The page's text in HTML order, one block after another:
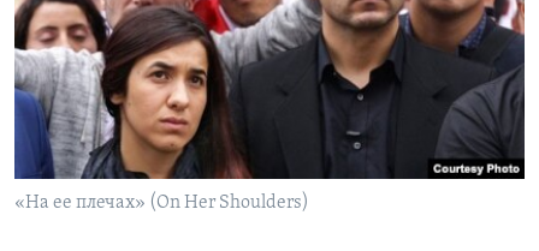
«На ее плечах» (On Her Shoulders)